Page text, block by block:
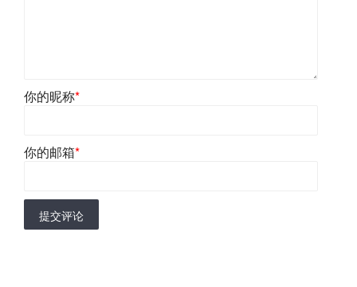
你的昵称*
你的邮箱*
提交评论